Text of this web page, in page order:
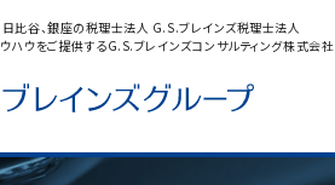
比谷、銀座の税理士法人 G.S.ブレインズ税理士法人
ハウをご提供するG.S.ブレインズコンサルティング株式会社